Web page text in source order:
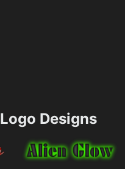
Designs